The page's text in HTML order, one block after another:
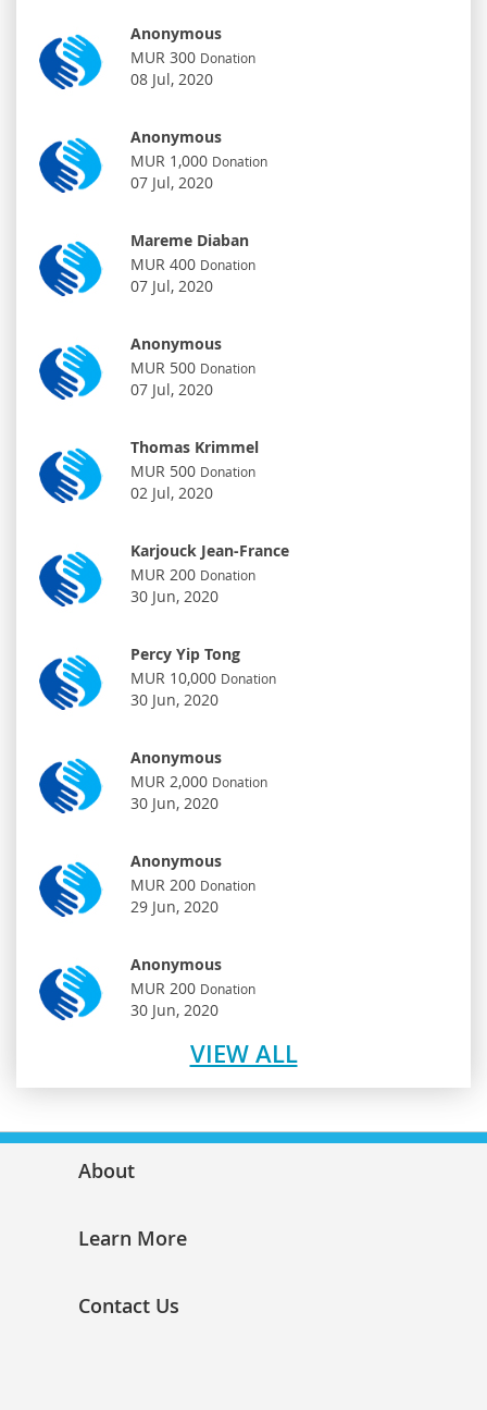
Anonymous
MUR 300 Donation
08 Jul, 2020
Anonymous
MUR 1,000 Donation
07 Jul, 2020
Mareme Diaban
MUR 400 Donation
07 Jul, 2020
Anonymous
MUR 500 Donation
07 Jul, 2020
Thomas Krimmel
MUR 500 Donation
02 Jul, 2020
Karjouck Jean-France
MUR 200 Donation
30 Jun, 2020
Percy Yip Tong
MUR 10,000 Donation
30 Jun, 2020
Anonymous
MUR 2,000 Donation
30 Jun, 2020
Anonymous
MUR 200 Donation
29 Jun, 2020
Anonymous
MUR 200 Donation
30 Jun, 2020
VIEW ALL
About
Learn More
Contact Us